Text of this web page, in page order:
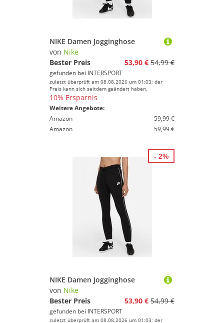
NIKE Damen Jogginghose
von Nike
Bester Preis
53,90 € 54,99 €
gefunden bei INTERSPORT
zuletzt überprüft am 08.08.2026 um 01:03; der
Preis kann sich seitdem geändert haben.
10% Ersparnis
Weitere Angebote:
Amazon
59,99 €
Amazon
59,99 €
NIKE Damen Jogginghose
von Nike
Bester Preis
53,90 € 54,99 €
gefunden bei INTERSPORT
zuletzt überprüft am 08.08.2026 um 01:03; der
- 2%